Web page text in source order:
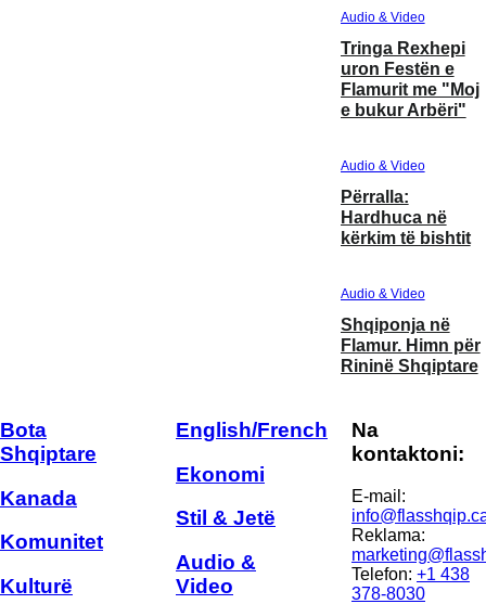
Audio & Video
Tringa Rexhepi
uron Festën e
Flamurit me "Moj
e bukur Arbëri"
Audio & Video
Përralla:
Hardhuca në
kërkim të bishtit
Audio & Video
Shqiponja në
Flamur. Himn për
Rininë Shqiptare
Bota
Shqiptare
Kanada
Komunitet
Kulturë
English/French
Ekonomi
Stil & Jetë
Audio &
Video
Na
kontaktoni:
E-mail:
Reklama:
Telefon: +1 438
378-8030